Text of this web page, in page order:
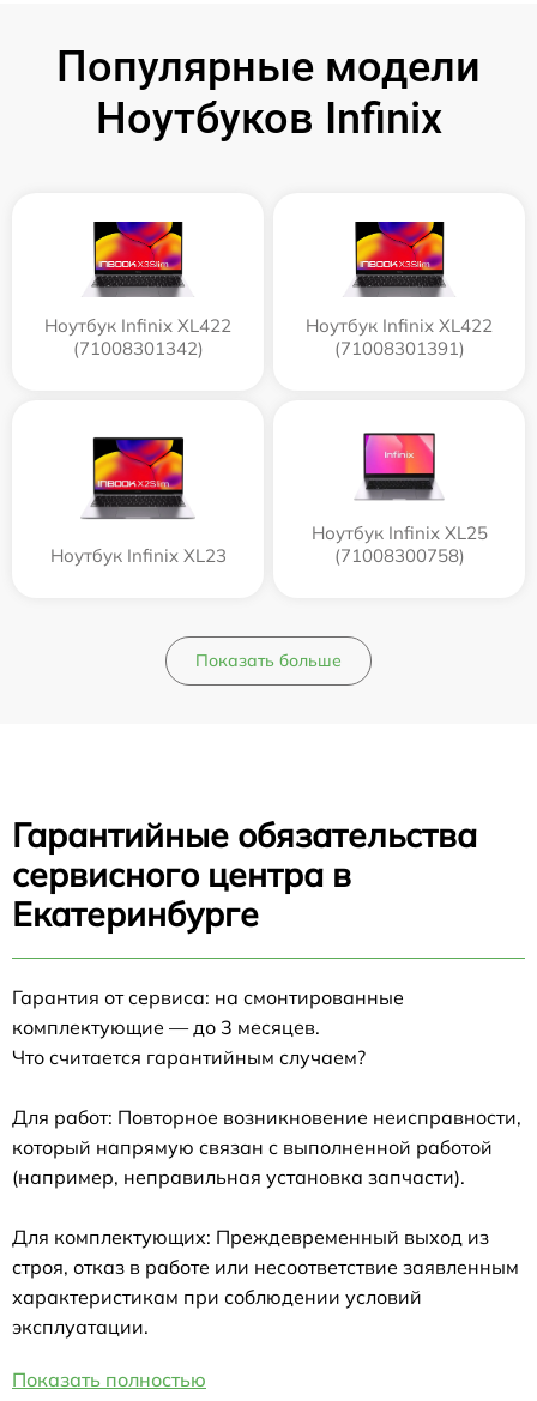
Популярные модели
Ноутбуков Infinix
Ноутбук Infinix XL422
(71008301342)
Ноутбук Infinix XL422
(71008301391)
Ноутбук Infinix XL23
Ноутбук Infinix XL25
(71008300758)
Показать больше
Гарантийные обязательства
сервисного центра в
Екатеринбурге
Гарантия от сервиса: на смонтированные
комплектующие — до 3 месяцев.
Что считается гарантийным случаем?
Для работ: Повторное возникновение неисправности,
который напрямую связан с выполненной работой
(например, неправильная установка запчасти).
Для комплектующих: Преждевременный выход из
строя, отказ в работе или несоответствие заявленным
характеристикам при соблюдении условий
эксплуатации.
Показать полностью